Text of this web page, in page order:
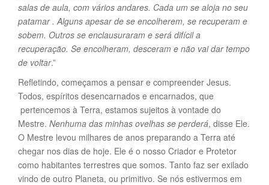
salas de aula, com vários andares. Cada um se aloja no seu
patamar . Alguns apesar de se encolherem, se recuperam e
sobem. Outros se enclausuraram e será difícil a
recuperação. Se encolheram, desceram e não vai dar tempo
de voltar.”
Refletindo, começamos a pensar e compreender Jesus.
Todos, espíritos desencarnados e encarnados, que
pertencemos à Terra, estamos sujeitos à vontade do
Mestre. Nenhuma das minhas ovelhas se perderá, disse Ele.
O Mestre levou milhares de anos preparando a Terra até
chegar nos dias de hoje. Ele é o nosso Criador e Protetor
como habitantes terrestres que somos. Tanto faz ser exilado
vindo de outro Planeta, ou primitivo. Se nós estivermos em